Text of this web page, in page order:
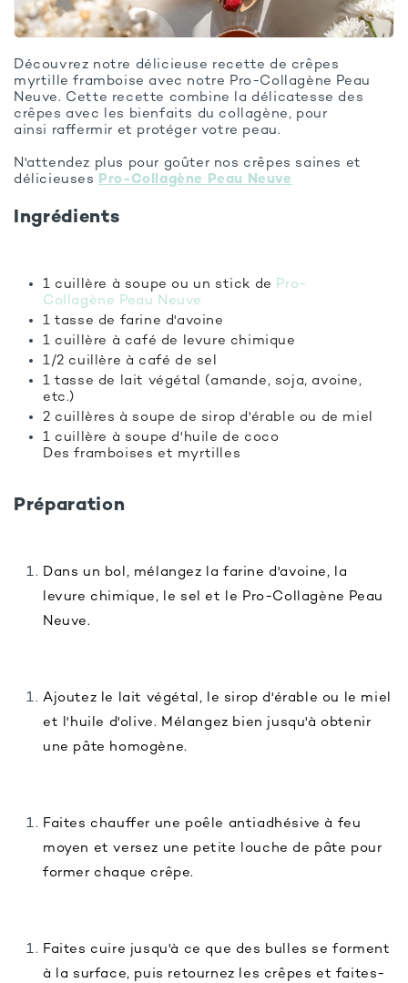
Découvrez notre délicieuse recette de crêpes
myrtille framboise avec notre Pro-Collagène Peau
Neuve. Cette recette combine la délicatesse des
crêpes avec les bienfaits du collagène, pour
ainsi raffermir et protéger votre peau.
N'attendez plus pour goûter nos crêpes saines et
délicieuses Pro-Collagène Peau Neuve
Ingrédients
1 cuillère à soupe ou un stick de Pro-
Collagène Peau Neuve
1 tasse de farine d'avoine
1 cuillère à café de levure chimique
1/2 cuillère à café de sel
1 tasse de lait végétal (amande, soja, avoine,
etc.)
2 cuillères à soupe de sirop d'érable ou de miel
1 cuillère à soupe d'huile de coco
Des framboises et myrtilles
Préparation
Dans un bol, mélangez la farine d'avoine, la
levure chimique, le sel et le Pro-Collagène Peau
Neuve.
Ajoutez le lait végétal, le sirop d'érable ou le miel
et l'huile d'olive. Mélangez bien jusqu'à obtenir
une pâte homogène.
Faites chauffer une poêle antiadhésive à feu
moyen et versez une petite louche de pâte pour
former chaque crêpe.
Faites cuire jusqu'à ce que des bulles se forment
à la surface, puis retournez les crêpes et faites-